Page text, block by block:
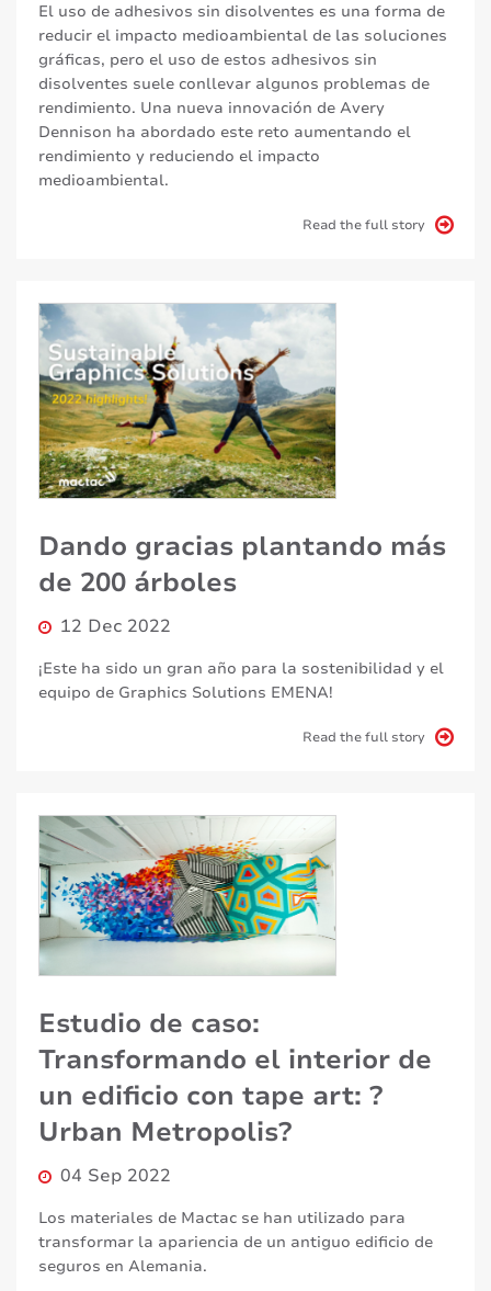
El uso de adhesivos sin disolventes es una forma de
reducir el impacto medioambiental de las soluciones
gráficas, pero el uso de estos adhesivos sin
disolventes suele conllevar algunos problemas de
rendimiento. Una nueva innovación de Avery
Dennison ha abordado este reto aumentando el
rendimiento y reduciendo el impacto
medioambiental.
Read the full story
Dando gracias plantando más
de 200 árboles
12 Dec 2022
¡Este ha sido un gran año para la sostenibilidad y el
equipo de Graphics Solutions EMENA!
Read the full story
Estudio de caso:
Transformando el interior de
un edificio con tape art: ?
Urban Metropolis?
04 Sep 2022
Los materiales de Mactac se han utilizado para
transformar la apariencia de un antiguo edificio de
seguros en Alemania.